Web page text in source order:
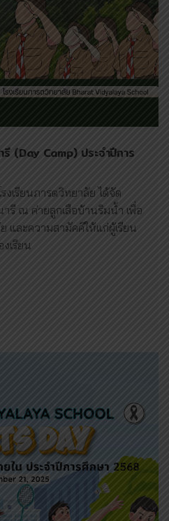
(Day Camp) ประจำปีการ
เรียนภารตวิทยาลัย ได้จัด
ารี ณ ค่ายลูกเสือบ้านริมน้ำ เพื่อ
และความสามัคคีให้แก่ผู้เรียน
เรียน